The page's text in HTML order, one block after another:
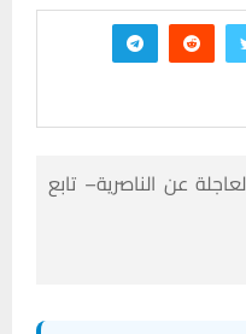
عن الناصرية– تابع